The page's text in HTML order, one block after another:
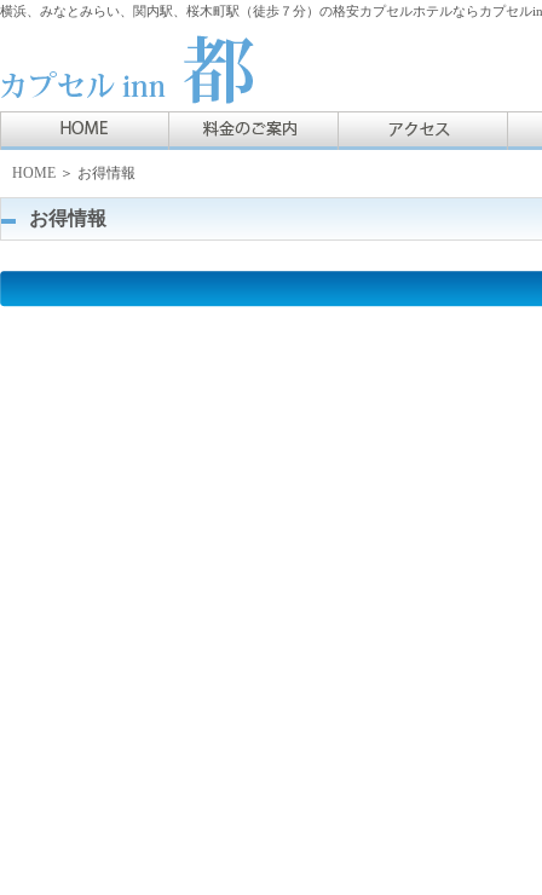
横浜、みなとみらい、関内駅、桜木町駅（徒歩７分）の格安カプセルホテルならカプセル
HOME ＞ お得情報
お得情報